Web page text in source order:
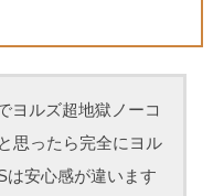
ヨルズ超地獄ノーコ
思ったら完全にヨル
は安心感が違います